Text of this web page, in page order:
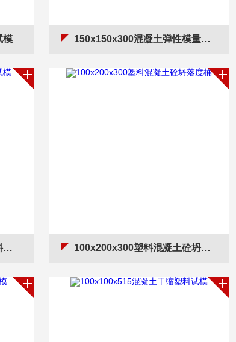
模 150x150x300混凝土弹性模量塑料试模
100x200x300塑料混凝土砼坍落度桶